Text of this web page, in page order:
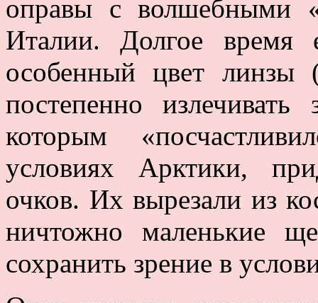
оправы с волшебными
Италии. Долгое время
особенный цвет линзы
постепенно
которым
условиях Арктики,
очков. Их вырезали из
ничтожно маленькие
сохранить зрение в